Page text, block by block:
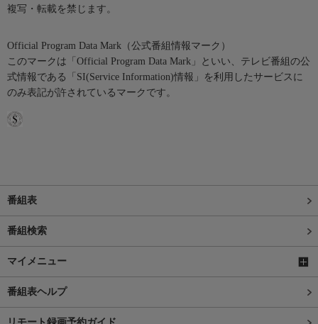
複写・転載を禁じます。
Official Program Data Mark（公式番組情報マーク）
このマークは「Official Program Data Mark」といい、テレビ番組の公
式情報である「SI(Service Information)情報」を利用したサービスに
のみ表記が許されているマークです。
番組表
番組検索
マイメニュー
番組表ヘルプ